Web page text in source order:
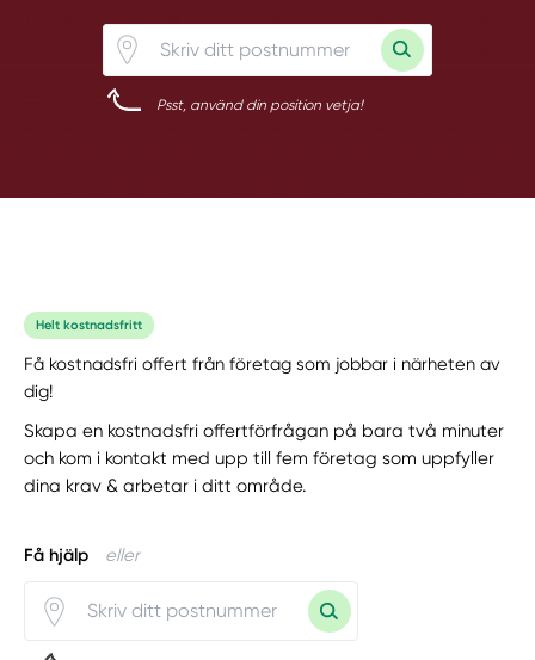
Psst, använd din position vetja!
Helt kostnadsfritt
Få kostnadsfri offert från företag som jobbar i närheten av
dig!
Skapa en kostnadsfri offertförfrågan på bara två minuter
och kom i kontakt med upp till fem företag som uppfyller
dina krav & arbetar i ditt område.
Få hjälp eller